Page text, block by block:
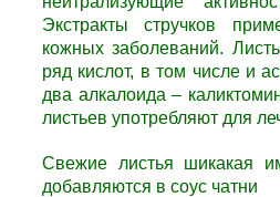
Экстракты стручков
кожных заболеваний.
ряд кислот, в том числе и
два алкалоида –
листьев употребляют для
Свежие листья шикакая
добавляются в соус чатни